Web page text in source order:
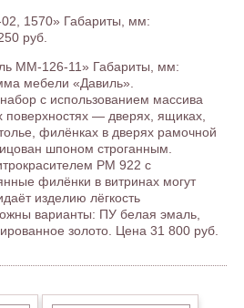
1570» Габариты, мм:
руб.
ММ-126-11» Габариты, мм:
мебели «Давиль».
с использованием массива
— дверях, ящиках,
филёнках в дверях рамочной
шпоном строганным.
РМ 922 с
филёнки в витринах могут
изделию лёгкость
варианты: ПУ белая эмаль,
золото. Цена 31 800 руб.